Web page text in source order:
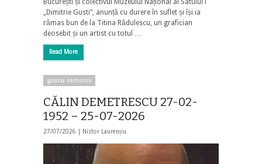
„Dimitrie Gusti”, anunță cu durere în suflet și își ia
rămas bun de la Titina Rădulescu, un grafician
deosebit și un artist cu totul …
Read More
galaxia nemuririi
CĂLIN DEMETRESCU 27-02-
1952 – 25-07-2026
27/07/2026 | Nistor Laurențiu